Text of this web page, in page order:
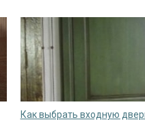
Как выбрать входную